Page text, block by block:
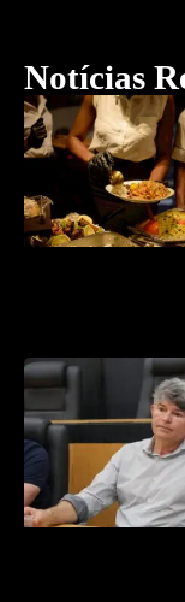
Notícias